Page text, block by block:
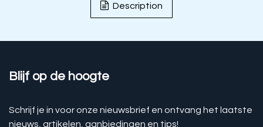
Description
Blijf op de hoogte
Schrijf je in voor onze nieuwsbrief en ontvang het laatste
nieuws, artikelen, aanbiedingen en tips!